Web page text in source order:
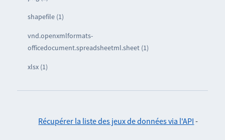
shapefile (1)
vnd.openxmlformats-
officedocument.spreadsheetml.sheet (1)
xlsx (1)
Récupérer la liste des jeux de données via l'API -